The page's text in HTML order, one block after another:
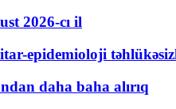
2026-cı il
epidemioloji
daha baha alırıq